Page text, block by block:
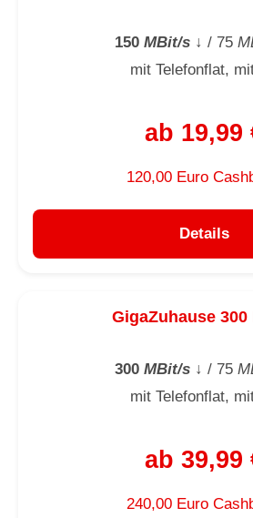
150MBit/s↓ / 75
mit Telefonflat,
ab 19,99
120,00 Euro
Details
GigaZuhause 300
300MBit/s↓ / 75
mit Telefonflat,
ab 39,99
240,00 Euro